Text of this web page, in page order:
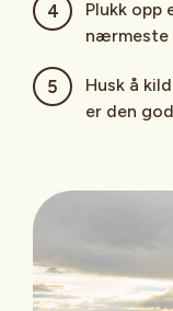
Plukk opp
nærmeste
Husk å
er den